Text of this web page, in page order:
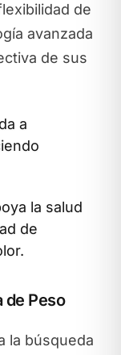
de
avanzada
de sus
a
la salud
de
de Peso
la búsqueda